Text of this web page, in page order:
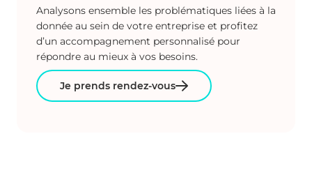
Analysons ensemble les problématiques liées à la
donnée au sein de votre entreprise et profitez
d’un accompagnement personnalisé pour
répondre au mieux à vos besoins.
Je prends rendez-vous